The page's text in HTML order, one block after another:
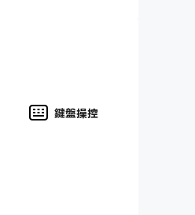
決定了結果。
鍵盤操控